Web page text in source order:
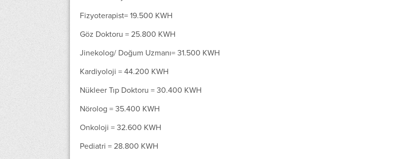
Fizyoterapist= 19.500 KWH
Göz Doktoru = 25.800 KWH
Jinekolog/ Doğum Uzmanı= 31.500 KWH
Kardiyoloji = 44.200 KWH
Nükleer Tıp Doktoru = 30.400 KWH
Nörolog = 35.400 KWH
Onkoloji = 32.600 KWH
Pediatri = 28.800 KWH